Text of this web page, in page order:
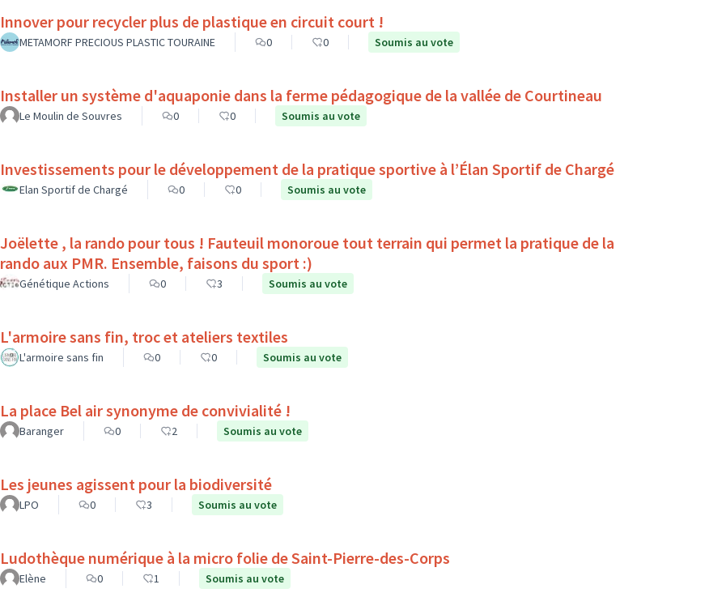
Innover pour recycler plus de plastique en circuit court !
METAMORF PRECIOUS PLASTIC TOURAINE 0 0 Soumis au vote
Installer un système d'aquaponie dans la ferme pédagogique de la vallée de Courtineau
Le Moulin de Souvres 0 0 Soumis au vote
Investissements pour le développement de la pratique sportive à l’Élan Sportif de Chargé
Elan Sportif de Chargé 0 0 Soumis au vote
Joëlette , la rando pour tous ! Fauteuil monoroue tout terrain qui permet la pratique de la
rando aux PMR. Ensemble, faisons du sport :)
Génétique Actions 0 3 Soumis au vote
L'armoire sans fin, troc et ateliers textiles
L'armoire sans fin 0 0 Soumis au vote
La place Bel air synonyme de convivialité !
Baranger 0 2 Soumis au vote
Les jeunes agissent pour la biodiversité
LPO 0 3 Soumis au vote
Ludothèque numérique à la micro folie de Saint-Pierre-des-Corps
Elène 0 1 Soumis au vote